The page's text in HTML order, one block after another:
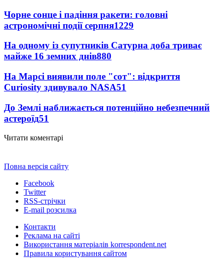
Чорне сонце і падіння ракети: головні
астрономічні події серпня1229
На одному із супутників Сатурна доба триває
майже 16 земних днів880
На Марсі виявили поле "сот": відкриття
Curiosity здивувало NASA51
До Землі наближається потенційно небезпечний
астероїд51
Читати коментарі
Повна версія сайту
Facebook
Twitter
RSS-стрічки
E-mail розсилка
Контакти
Реклама на сайті
Використання матеріалів korrespondent.net
Правила користування сайтом